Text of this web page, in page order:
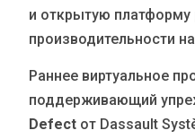
и открытую
производительности
Раннее виртуальное
поддерживающий
Defect от Dassault